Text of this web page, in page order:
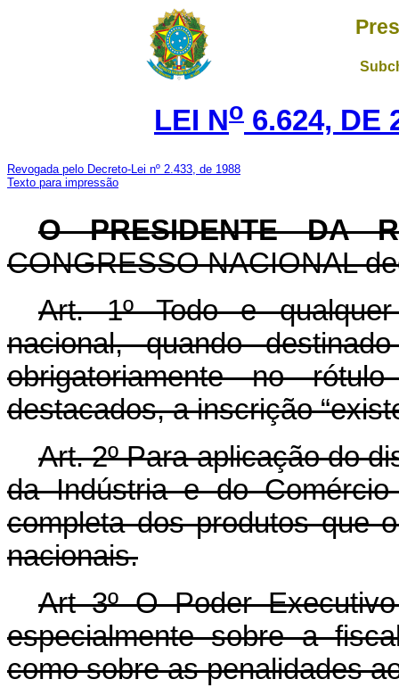
LEI No 6.624, DE
Revogada pelo Decreto-Lei nº 2.433, de 1988
Texto para impressão
O PRESIDENTE DA
CONGRESSO NACIONAL
Art. 1º Todo e
nacional, quando
obrigatoriamente no
destacados, a inscrição
Art. 2º Para aplicação do
da Indústria e do Comércio
completa dos produtos que
nacionais.
Art 3º O Poder
especialmente sobre a
como sobre as penalidades